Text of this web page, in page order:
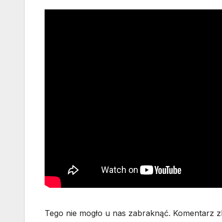
Tego nie mogło u nas zabraknąć. Komentarz